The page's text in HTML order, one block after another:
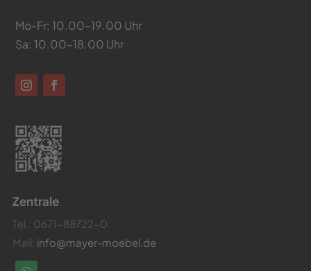
Mo-Fr: 10.00–19.00 Uhr
Sa: 10.00–18.00 Uhr
Zentrale
Tel.: 0671-88722-0
Mail: info@mayer-moebel.de